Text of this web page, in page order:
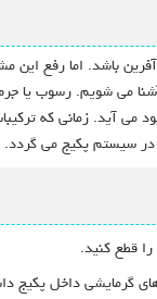
باشد. اما رفع
شویم. رسوب یا جرم
می آید. زمانی که
پکیج می گردد.
قطع کنید.
گرمایشی داخل پکیج